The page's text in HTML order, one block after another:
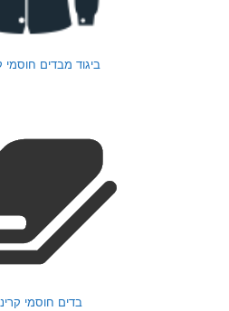
ביגוד מבדים חוסמי קרינת רדיו
בדים חוסמי קרינת רדיו